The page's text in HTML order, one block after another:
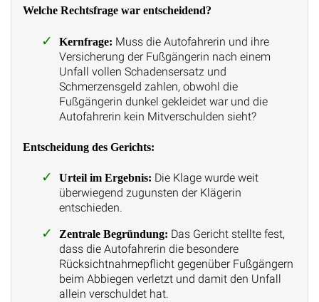
Welche Rechtsfrage war entscheidend?
Kernfrage: Muss die Autofahrerin und ihre
Versicherung der Fußgängerin nach einem
Unfall vollen Schadensersatz und
Schmerzensgeld zahlen, obwohl die
Fußgängerin dunkel gekleidet war und die
Autofahrerin kein Mitverschulden sieht?
Entscheidung des Gerichts:
Urteil im Ergebnis: Die Klage wurde weit
überwiegend zugunsten der Klägerin
entschieden.
Zentrale Begründung: Das Gericht stellte fest,
dass die Autofahrerin die besondere
Rücksichtnahmepflicht gegenüber Fußgängern
beim Abbiegen verletzt und damit den Unfall
allein verschuldet hat.